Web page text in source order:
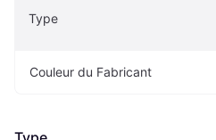
Type
Couleur du Fabricant